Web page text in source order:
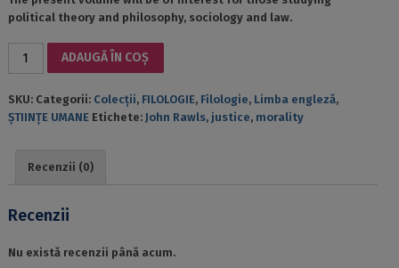
political theory and philosophy, sociology and law.
MORALITY?
A
JOHN
CONCEPTION
JUSTICE
ADAUGĂ ÎN COȘ
SKU: Categorii: Colecții, FILOLOGIE, Filologie, Limba engleză,
ȘTIINȚE UMANE Etichete: John Rawls, justice, morality
Recenzii (0)
Recenzii
Nu există recenzii până acum.